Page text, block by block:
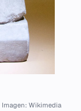
Imagen: Wikimedia